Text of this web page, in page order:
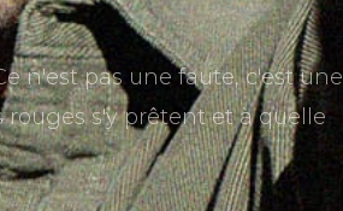
n'est pas une faute, c'est une
rouges s'y prêtent et à quelle